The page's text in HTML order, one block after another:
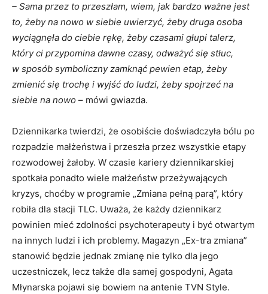
– Sama przez to przeszłam, wiem, jak bardzo ważne jest
to, żeby na nowo w siebie uwierzyć, żeby druga osoba
wyciągnęła do ciebie rękę, żeby czasami głupi talerz,
który ci przypomina dawne czasy, odważyć się stłuc,
w sposób symboliczny zamknąć pewien etap, żeby
zmienić się trochę i wyjść do ludzi, żeby spojrzeć na
siebie na nowo – mówi gwiazda.
Dziennikarka twierdzi, że osobiście doświadczyła bólu po
rozpadzie małżeństwa i przeszła przez wszystkie etapy
rozwodowej żałoby. W czasie kariery dziennikarskiej
spotkała ponadto wiele małżeństw przeżywających
kryzys, choćby w programie „Zmiana pełną parą”, który
robiła dla stacji TLC. Uważa, że każdy dziennikarz
powinien mieć zdolności psychoterapeuty i być otwartym
na innych ludzi i ich problemy. Magazyn „Ex-tra zmiana”
stanowić będzie jednak zmianę nie tylko dla jego
uczestniczek, lecz także dla samej gospodyni, Agata
Młynarska pojawi się bowiem na antenie TVN Style.